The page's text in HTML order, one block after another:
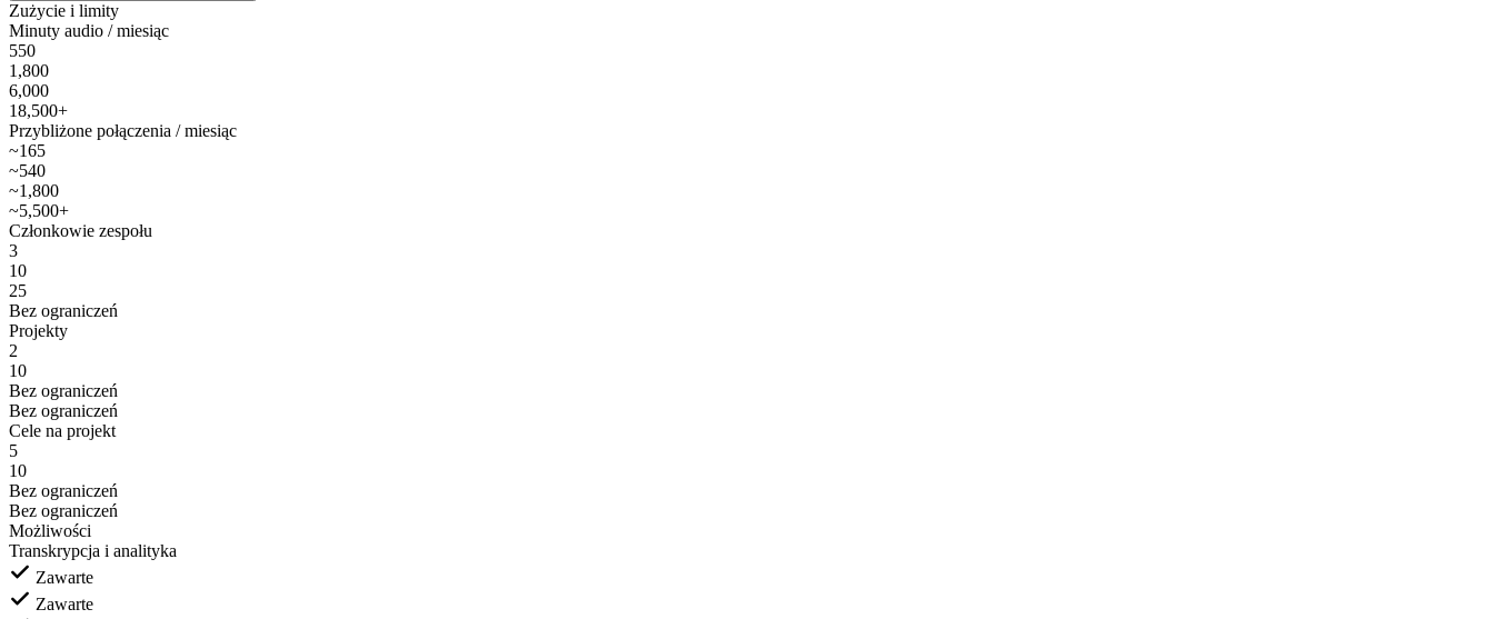
Zużycie i limity
Minuty audio / miesiąc
550
1,800
6,000
18,500+
Przybliżone połączenia / miesiąc
~165
~540
~1,800
~5,500+
Członkowie zespołu
3
10
25
Bez ograniczeń
Projekty
2
10
Bez ograniczeń
Bez ograniczeń
Cele na projekt
5
10
Bez ograniczeń
Bez ograniczeń
Możliwości
Transkrypcja i analityka
Zawarte
Zawarte